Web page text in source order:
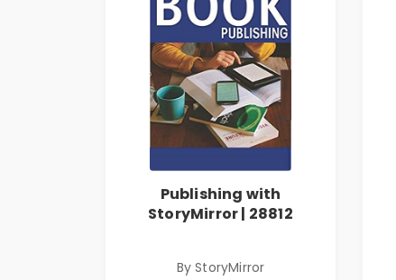
Publishing with
StoryMirror | 28812
By StoryMirror